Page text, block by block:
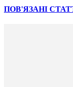
ПОВ'ЯЗАНІ